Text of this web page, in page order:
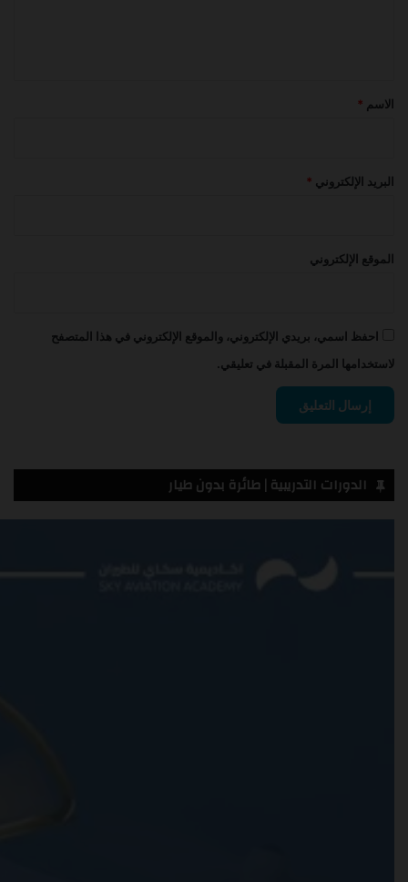
*الاسم *
البريد الإلكتروني *
الموقع الإلكتروني
احفظ اسمي، بريدي الإلكتروني، والموقع الإلكتروني في هذا المتصفح
لاستخدامها المرة المقبلة في تعليقي.
الدورات التدريبية | طائرة بدون طيار